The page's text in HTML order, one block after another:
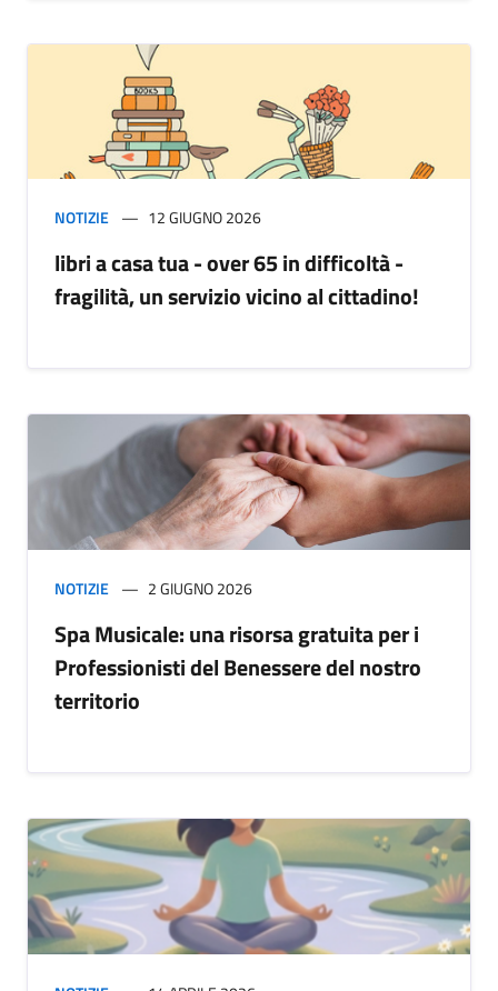
NOTIZIE 12 GIUGNO 2026
libri a casa tua - over 65 in difficoltà -
fragilità, un servizio vicino al cittadino!
NOTIZIE 2 GIUGNO 2026
Spa Musicale: una risorsa gratuita per i
Professionisti del Benessere del nostro
territorio